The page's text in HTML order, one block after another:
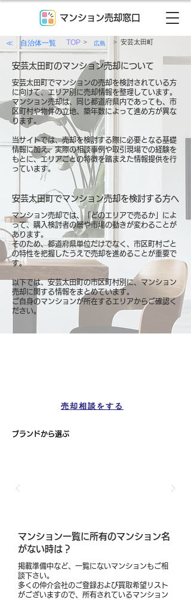
マンション売却窓口
≪ 自治体一覧 TOP > 広島 > 安芸太田町
安芸太田町のマンション売却について
安芸太田町でマンションの売却を検討されている方
に向けて、エリア別に売却情報を整理しています。
マンション売却は、同じ都道府県内であっても、市
区町村や物件の立地、築年数によって進め方が異な
ります。
当サイトでは、売却を検討する際に必要となる基礎
情報に加え、実際の相談事例や取引現場での経験を
もとに、エリアごとの特徴を踏まえた情報提供を行
っています。
安芸太田町でマンション売却を検討する方へ
マンション売却では、「どのエリアで売るか」によ
って、購入検討者の層や市場の動きが変わることが
あります。
そのため、都道府県単位だけでなく、市区町村ごと
の特性を把握したうえで売却を進めることが重要で
す。
以下では、安芸太田町の市区町村別に、マンション
売却に関する情報をまとめています。
ご自身のマンションが所在するエリアからご確認く
ださい。
売却相談をする
ブランドから選ぶ
​マンション一覧に所有のマンション名
がない時は？
掲載準備中など、一覧にないマンションもご相
談下さい。
多くの仲介会社のご登録および買取希望リスト
がございますので、所有されているマンション